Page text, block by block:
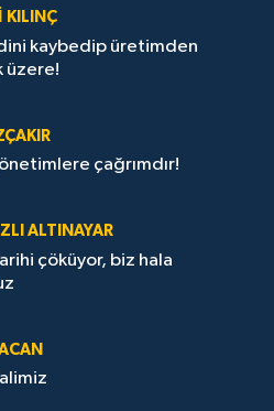
KILINÇ
kaybedip üretimden
üzere!
çağrımdır!
ALTINAYAR
çöküyor, biz hala